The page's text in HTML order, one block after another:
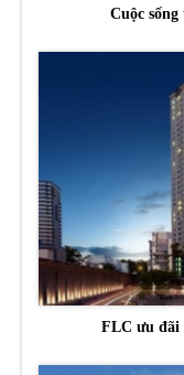
Cuộc
FLC ưu đãi